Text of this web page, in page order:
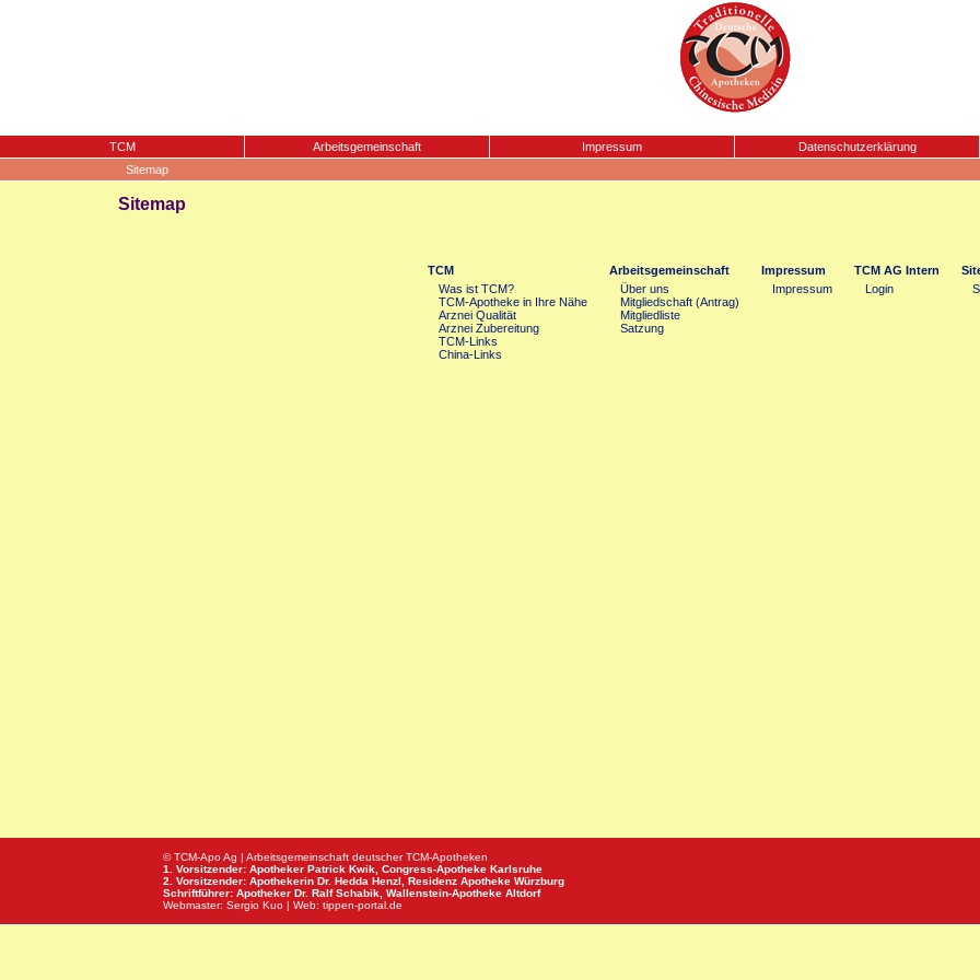
TCM Arbeitsgemeinschaft Impressum Datenschutzerklärung
Sitemap
Sitemap
TCM
Was ist TCM?
TCM-Apotheke in Ihre Nähe
Arznei Qualität
Arznei Zubereitung
TCM-Links
China-Links
Arbeitsgemeinschaft
Über uns
Mitgliedschaft (Antrag)
Mitgliedliste
Satzung
Impressum
Impressum
TCM AG Intern
Login
© TCM-Apo Ag | Arbeitsgemeinschaft deutscher TCM-Apotheken
1. Vorsitzender: Apotheker Patrick Kwik, Congress-Apotheke Karlsruhe
2. Vorsitzender: Apothekerin Dr. Hedda Henzl, Residenz Apotheke Würzburg
Schriftführer: Apotheker Dr. Ralf Schabik, Wallenstein-Apotheke Altdorf
Webmaster: Sergio Kuo | Web: tippen-portal.de